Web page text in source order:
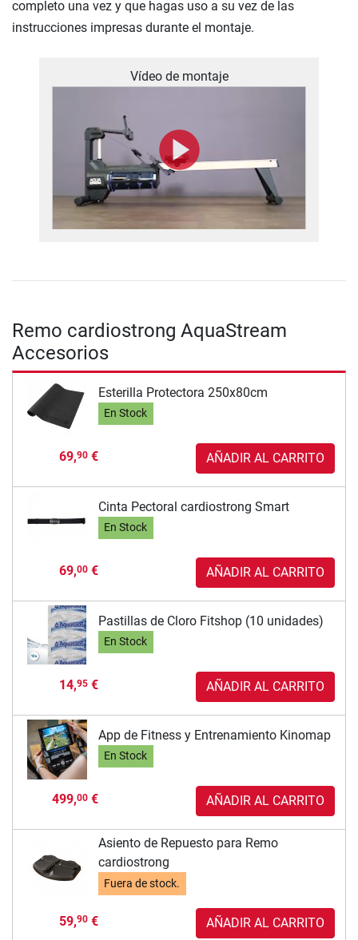
completo una vez y que hagas uso a su vez de las
instrucciones impresas durante el montaje.
Vídeo de montaje
Remo cardiostrong AquaStream
Accesorios
Esterilla Protectora 250x80cm
En Stock
69,90€ AÑADIR AL CARRITO
Cinta Pectoral cardiostrong Smart
En Stock
69,00€ AÑADIR AL CARRITO
Pastillas de Cloro Fitshop (10 unidades)
En Stock
14,95€ AÑADIR AL CARRITO
App de Fitness y Entrenamiento Kinomap
En Stock
499,00€ AÑADIR AL CARRITO
Asiento de Repuesto para Remo
cardiostrong
Fuera de stock.
59,90€ AÑADIR AL CARRITO